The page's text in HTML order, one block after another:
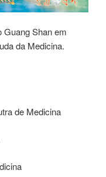
Guang Shan em
da Medicina.
de Medicina